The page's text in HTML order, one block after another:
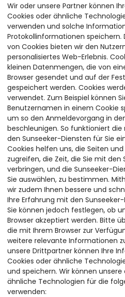
Wir oder unsere Partner können
Cookies oder ähnliche
verwenden und solche
Protokollinformationen speichern.
von Cookies bieten wir den
personalisiertes Web-Erlebnis.
kleinen Datenmengen, die von
Browser gesendet und auf der
gespeichert werden. Cookies
verwendet. Zum Beispiel können
Benutzernamen in einem Cookie
um so den Anmeldevorgang in
beschleunigen. So funktioniert
den Sunseeker-Diensten für Sie
Cookies helfen uns, die Seiten
zugreifen, die Zeit, die Sie mit den
verbringen, und die Sunseeker-
Sie auswählen, zu bestimmen.
wir zudem Ihnen bessere und
Ihre Erfahrung mit den
Sie können jedoch festlegen, ob
Browser akzeptiert werden. Bitte
die mit Ihrem Browser zur
weitere relevante Informationen
unsere Drittpartner können Ihre
Cookies oder ähnliche
und speichern. Wir können
ähnliche Technologien für die
verwenden: